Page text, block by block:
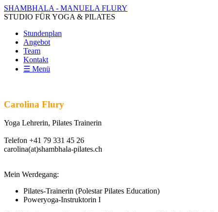
SHAMBHALA - MANUELA FLURY
STUDIO FÜR YOGA & PILATES
Stundenplan
Angebot
Team
Kontakt
☰ Menü
Carolina Flury
Yoga Lehrerin, Pilates Trainerin
Telefon +41 79 331 45 26
carolina(at)shambhala-pilates.ch
Mein Werdegang:
Pilates-Trainerin (Polestar Pilates Education)
Poweryoga-Instruktorin I